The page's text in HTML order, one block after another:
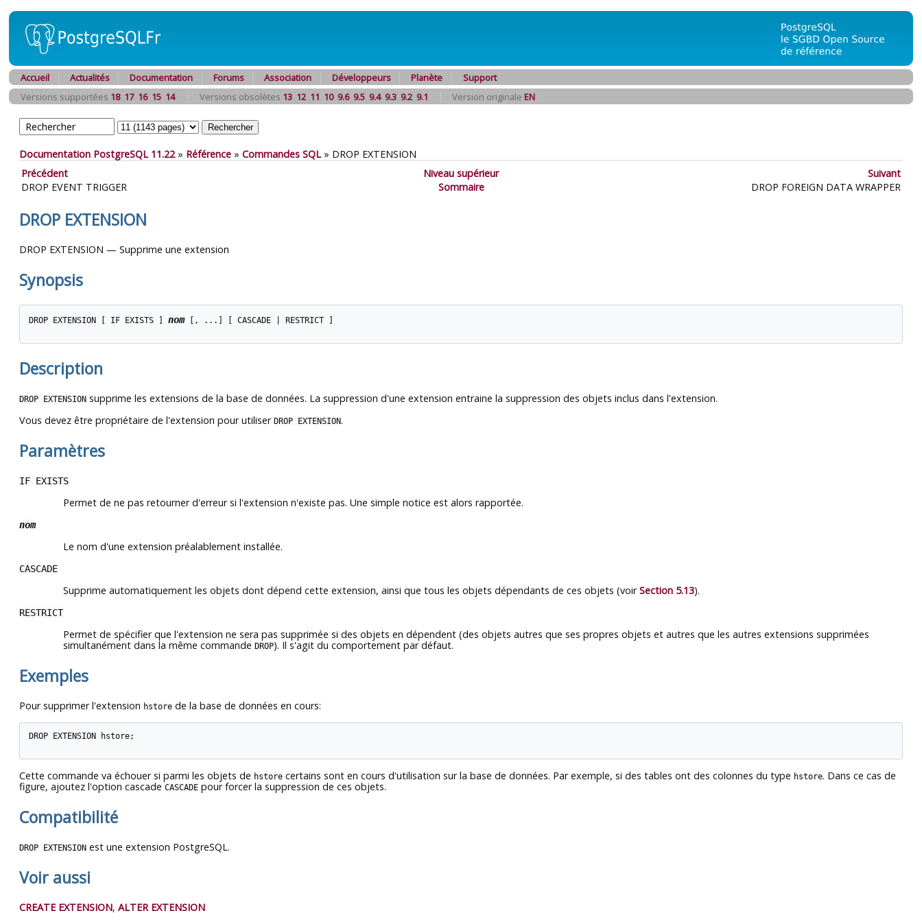
Accueil Actualités Documentation Forums Association Développeurs Planète
Support
Versions supportées 18 17 16 15 14 Versions obsolètes 13 12 11 10 9.6 9.5 9.4 9.3 9.2 9.1 Version originale EN
Documentation PostgreSQL 11.22» Référence » Commandes SQL» DROP EXTENSION
Précédent
Niveau supérieur
Suivant
DROP EVENT TRIGGER
Sommaire DROP FOREIGN DATA WRAPPER
DROP EXTENSION
DROP EXTENSION — Supprime une extension
Synopsis
DROP EXTENSION [ IF EXISTS ] nom [, ...] [ CASCADE | RESTRICT ]
Description
DROP EXTENSION supprime les extensions de la base de données. La suppression d'une extension entraine la suppression des objets inclus dans l'extension.
Vous devez être propriétaire de l'extension pour utiliser DROP EXTENSION.
Paramètres
IF EXISTS
Permet de ne pas retourner d'erreur si l'extension n'existe pas. Une simple notice est alors rapportée.
nom
Le nom d'une extension préalablement installée.
CASCADE
Supprime automatiquement les objets dont dépend cette extension, ainsi que tous les objets dépendants de ces objets (voirSection 5.13).
RESTRICT
Permet de spécifier que l'extension ne sera pas supprimée si des objets en dépendent (des objets autres que ses propres objets et autres que les autres extensions supprimées
simultanément dans la même commande DROP). Il s'agit du comportement par défaut.
Exemples
Pour supprimer l'extension hstore de la base de données en cours:
DROP EXTENSION hstore;
Cette commande va échouer si parmi les objets de hstore certains sont en cours d'utilisation sur la base de données. Par exemple, si des tables ont des colonnes du type hstore. Dans ce cas de
figure, ajoutez l'option cascadeCASCADE pour forcer la suppression de ces objets.
Compatibilité
DROP EXTENSION est une extension PostgreSQL.
Voir aussi
CREATE EXTENSION, ALTER EXTENSION